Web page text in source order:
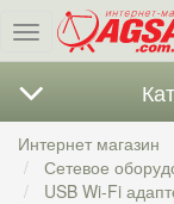
Меню
Интернет магазин
Сетевое
USB Wi-Fi